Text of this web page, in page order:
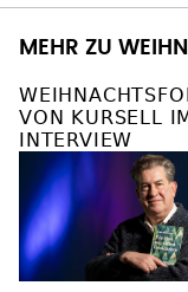
MEHR ZU
VON KURSELL
INTERVIEW